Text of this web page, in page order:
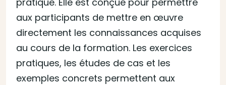
aux participants de mettre en œuvre
directement les connaissances acquises
au cours de la formation. Les exercices
pratiques, les études de cas et les
exemples concrets permettent aux